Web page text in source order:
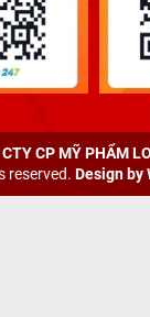
CTY CP MỸ PHẨM
reserved. Design by